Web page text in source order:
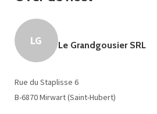
LG Le Grandgousier SRL
Rue du Staplisse 6
B-6870 Mirwart (Saint-Hubert)